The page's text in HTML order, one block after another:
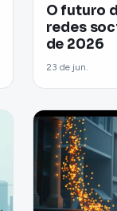
O futuro
redes
de 2026
23 de jun.